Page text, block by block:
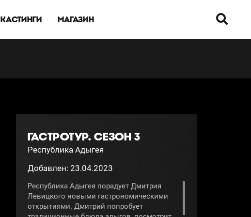
КАСТИНГИ МАГАЗИН
ГАСТРОТУР. СЕЗОН 3
Республика Адыгея
Добавлен: 23.04.2023
Республика Адыгея порадует Дмитрия
Левицкого новыми гастрономическими
открытиями. Дмитрий попробует